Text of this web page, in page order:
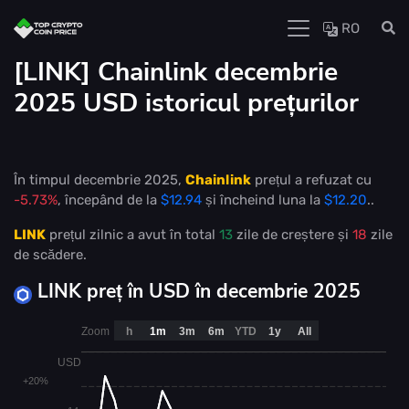
RO
[LINK] Chainlink decembrie
2025 USD istoricul prețurilor
În timpul decembrie 2025, Chainlink prețul a refuzat cu
-5.73%, începând de la $12.94 și încheind luna la $12.20..
LINK prețul zilnic a avut în total 13 zile de creștere și 18 zile
de scădere.
LINK preț în USD în decembrie 2025
USD
+20%
Zoom h 1m 3m 6m YTD 1y All